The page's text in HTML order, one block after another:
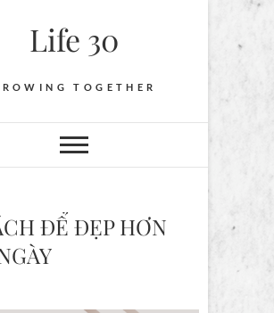
Life 30
TOGETHER
ĐỂ ĐẸP HƠN